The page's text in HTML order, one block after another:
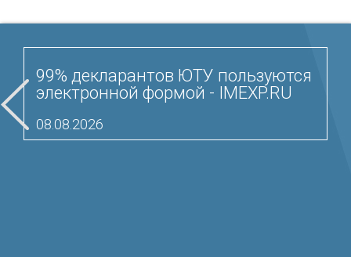
99% декларантов ЮТУ пользуются
электронной формой - IMEXP.RU
08.08.2026